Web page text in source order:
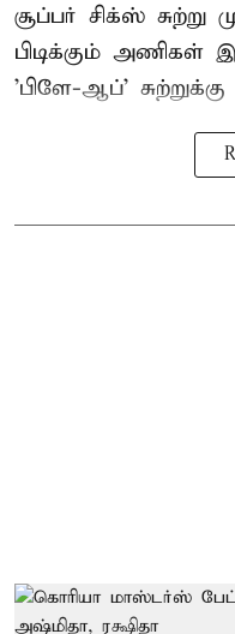
சூப்பர் சிக்ஸ்
பிடிக்கும் அணிகள்
'பிளே-ஆப்'